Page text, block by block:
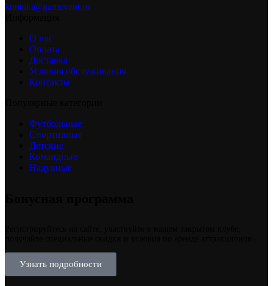
kontakt@gamevent.ru
О нас
Оплата
Доставка
Условия обслуживания
Контакты
Футбольные
Спортивные
Детские
Командные
Надувные
Узнать подробности